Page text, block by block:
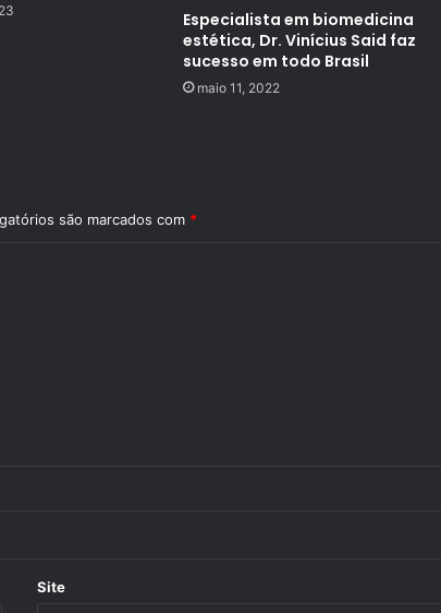
Especialista em biomedicina
estética, Dr. Vinícius Said faz
sucesso em todo Brasil
maio 11, 2022
são marcados com *
Site